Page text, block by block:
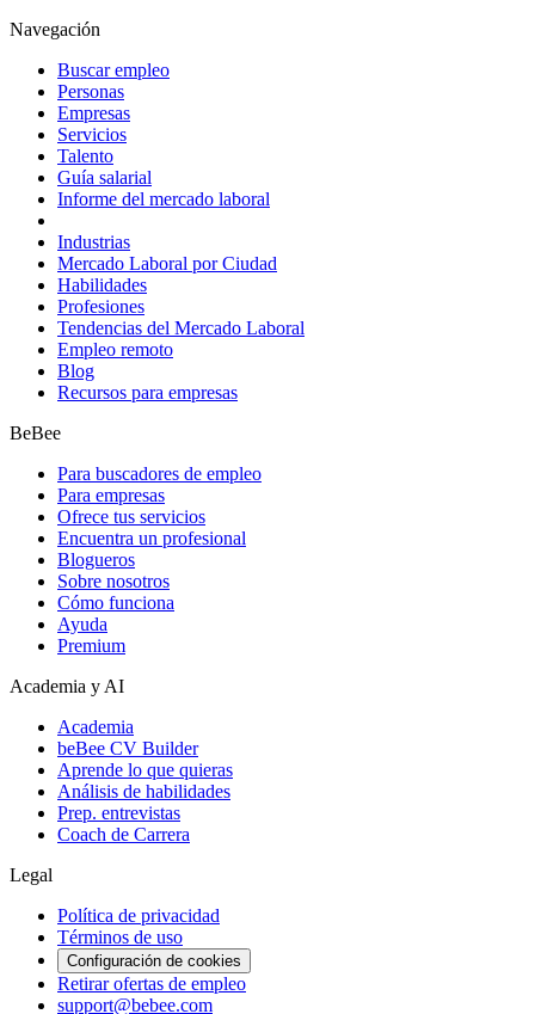
Navegación
Buscar empleo
Personas
Empresas
Servicios
Talento
Guía salarial
Informe del mercado laboral
Industrias
Mercado Laboral por Ciudad
Habilidades
Profesiones
Tendencias del Mercado Laboral
Empleo remoto
Blog
Recursos para empresas
BeBee
Para buscadores de empleo
Para empresas
Ofrece tus servicios
Encuentra un profesional
Blogueros
Sobre nosotros
Cómo funciona
Ayuda
Premium
Academia y AI
Academia
beBee CV Builder
Aprende lo que quieras
Análisis de habilidades
Prep. entrevistas
Coach de Carrera
Legal
Política de privacidad
Términos de uso
Configuración de cookies
Retirar ofertas de empleo
support@bebee.com